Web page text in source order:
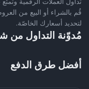
قُم بالشراء أو البيع من
لتحديد أسعارك الخاصّة.
مُدوّنة التداول
أفضل طرق الدفع